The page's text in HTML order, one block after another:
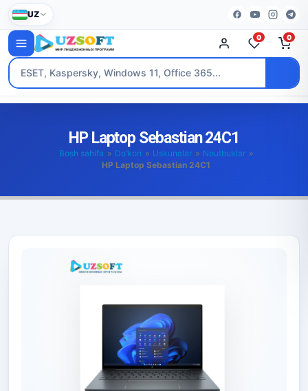
UZ
0 0
HP Laptop Sebastian 24C1
Bosh sahifa » Do’kon » Uskunalar » Noutbuklar »
HP Laptop Sebastian 24C1